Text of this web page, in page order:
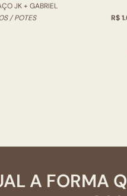
JK + GABRIEL
/ POTES
R$
A FORMA